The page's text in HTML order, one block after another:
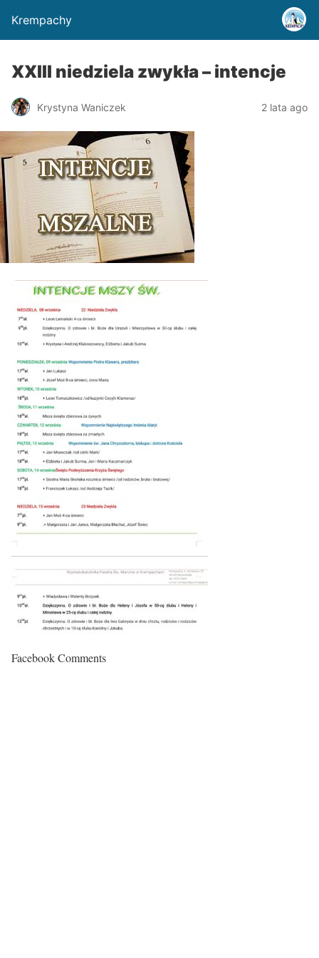
Krempachy
XXIII niedziela zwykła – intencje
Krystyna Waniczek 2 lata ago
Facebook Comments